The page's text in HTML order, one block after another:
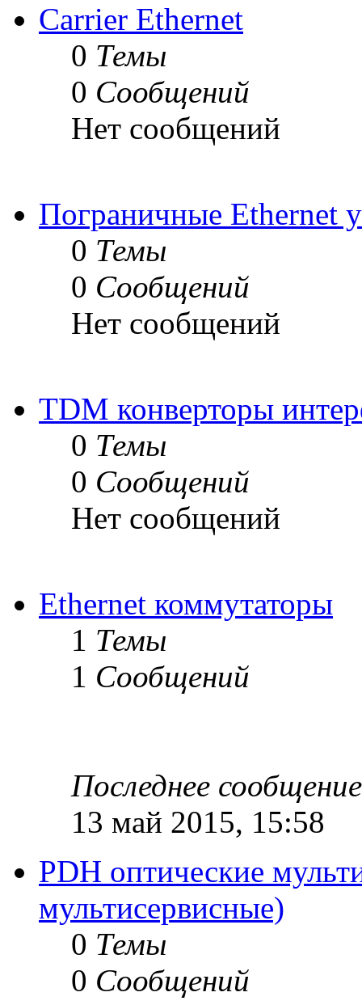
Carrier Ethernet
0 Темы
0 Сообщений
Нет сообщений
Пограничные Ethernet
0 Темы
0 Сообщений
Нет сообщений
TDM конверторы
0 Темы
0 Сообщений
Нет сообщений
Ethernet коммутаторы
1 Темы
1 Сообщений
Последнее сообщение
13 май 2015, 15:58
PDH оптические
мультисервисные)
0 Темы
0 Сообщений